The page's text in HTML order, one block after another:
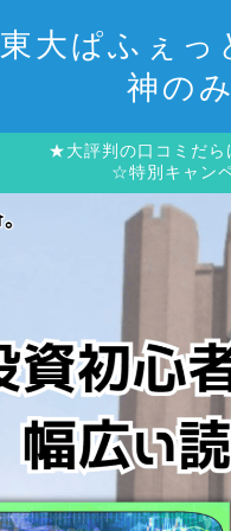
東大ぱふぇっ
神の
★大評判の口コミだ
☆特別キャン